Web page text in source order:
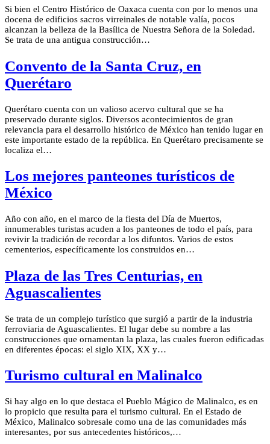
Si bien el Centro Histórico de Oaxaca cuenta con por lo menos una
docena de edificios sacros virreinales de notable valía, pocos
alcanzan la belleza de la Basílica de Nuestra Señora de la Soledad.
Se trata de una antigua construcción…
Convento de la Santa Cruz, en
Querétaro
Querétaro cuenta con un valioso acervo cultural que se ha
preservado durante siglos. Diversos acontecimientos de gran
relevancia para el desarrollo histórico de México han tenido lugar en
este importante estado de la república. En Querétaro precisamente se
localiza el…
Los mejores panteones turísticos de
México
Año con año, en el marco de la fiesta del Día de Muertos,
innumerables turistas acuden a los panteones de todo el país, para
revivir la tradición de recordar a los difuntos. Varios de estos
cementerios, específicamente los construidos en…
Plaza de las Tres Centurias, en
Aguascalientes
Se trata de un complejo turístico que surgió a partir de la industria
ferroviaria de Aguascalientes. El lugar debe su nombre a las
construcciones que ornamentan la plaza, las cuales fueron edificadas
en diferentes épocas: el siglo XIX, XX y…
Turismo cultural en Malinalco
Si hay algo en lo que destaca el Pueblo Mágico de Malinalco, es en
lo propicio que resulta para el turismo cultural. En el Estado de
México, Malinalco sobresale como una de las comunidades más
interesantes, por sus antecedentes históricos,…